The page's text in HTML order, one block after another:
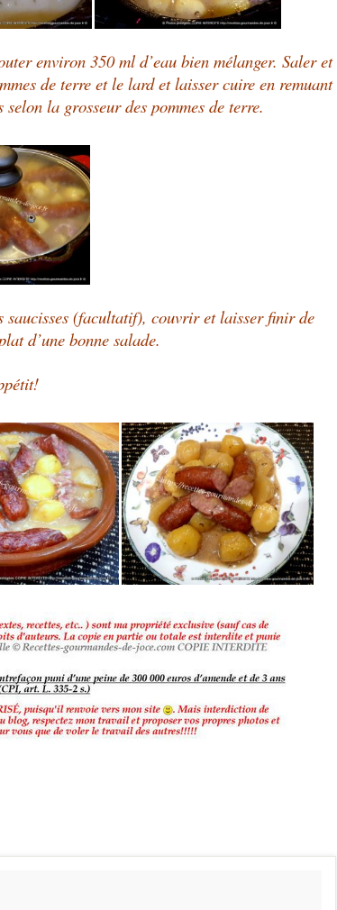
environ 350 ml d’eau bien mélanger. Saler et
de terre et le lard et laisser cuire en remuant
la grosseur des pommes de terre.
(facultatif), couvrir et laisser finir de
d’une bonne salade.